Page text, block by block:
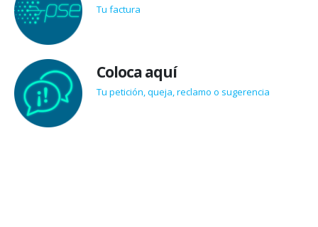
Tu factura
Coloca aquí
Tu petición, queja, reclamo o sugerencia